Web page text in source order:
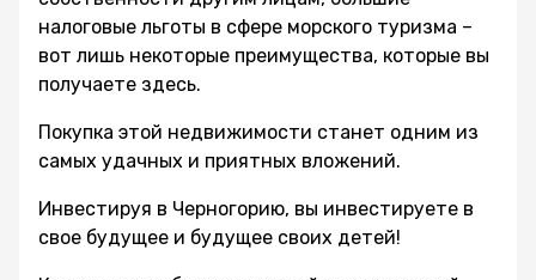
налоговые льготы в сфере морского туризма –
вот лишь некоторые преимущества, которые вы
получаете здесь.
Покупка этой недвижимости станет одним из
самых удачных и приятных вложений.
Инвестируя в Черногорию, вы инвестируете в
свое будущее и будущее своих детей!